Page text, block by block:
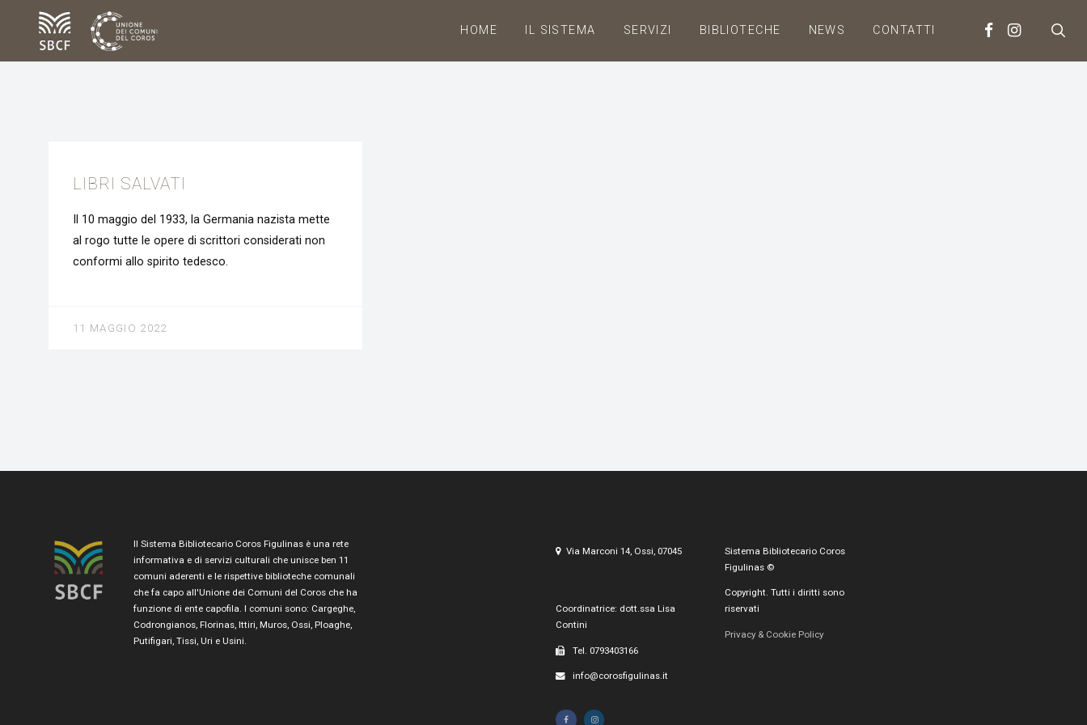
HOME IL SISTEMA SERVIZI BIBLIOTECHE NEWS CONTATTI
LIBRI SALVATI
Il 10 maggio del 1933, la Germania nazista mette
al rogo tutte le opere di scrittori considerati non
conformi allo spirito tedesco.
11 MAGGIO 2022
Il Sistema Bibliotecario Coros Figulinas è una rete
informativa e di servizi culturali che unisce ben 11
comuni aderenti e le rispettive biblioteche comunali
che fa capo all'Unione dei Comuni del Coros che ha
funzione di ente capofila. I comuni sono: Cargeghe,
Codrongianos, Florinas, Ittiri, Muros, Ossi, Ploaghe,
Putifigari, Tissi, Uri e Usini.
Via Marconi 14, Ossi, 07045
Coordinatrice: dott.ssa Lisa
Contini
Tel. 0793403166
info@corosfigulinas.it
Sistema Bibliotecario Coros
Figulinas ©
Copyright. Tutti i diritti sono
riservati
Privacy & Cookie Policy